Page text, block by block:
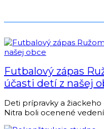
Futbalový zápas
účasti detí z našej
Deti prípravky a
Nitra boli ocenené